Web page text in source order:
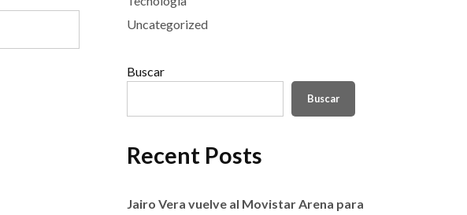
Uncategorized
Buscar
Buscar
Recent Posts
Jairo Vera vuelve al Movistar Arena para